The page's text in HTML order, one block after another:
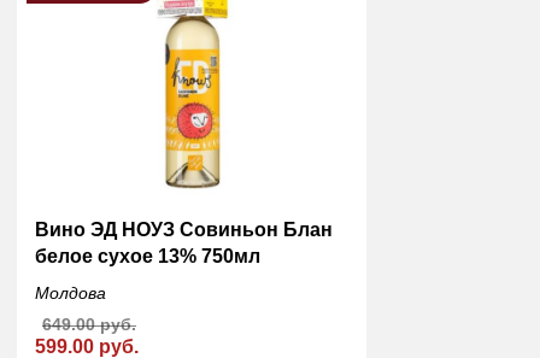
Вино ЭД НОУЗ Совиньон Блан
белое сухое 13% 750мл
Молдова
599.00 руб.
649.00 руб.